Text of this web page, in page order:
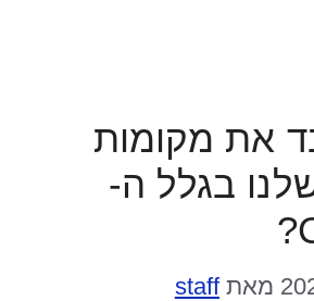
את מקומות
בגלל ה-
מאתstaff